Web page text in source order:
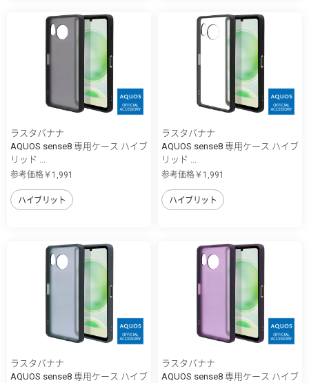
ラスタバナナ
AQUOS sense8 専用ケース ハイブ
リッド ...
参考価格￥1,991
ハイブリット
ラスタバナナ
AQUOS sense8 専用ケース ハイブ
リッド ...
参考価格￥1,991
ハイブリット
ラスタバナナ
AQUOS sense8 専用ケース ハイブ
ラスタバナナ
AQUOS sense8 専用ケース ハイブ